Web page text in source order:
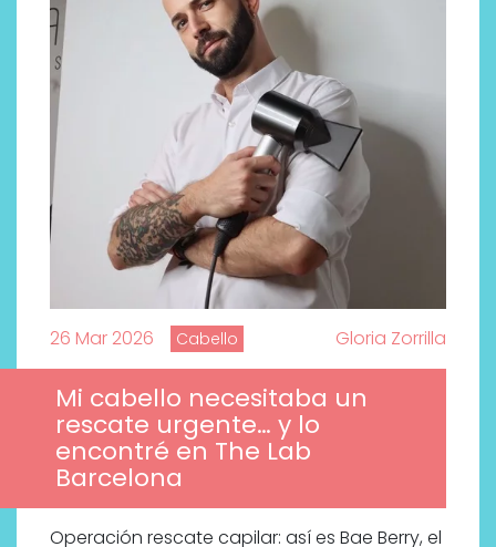
26 Mar 2026 Cabello Gloria Zorrilla
Mi cabello necesitaba un
rescate urgente… y lo
encontré en The Lab
Barcelona
Operación rescate capilar: así es Bae Berry, el